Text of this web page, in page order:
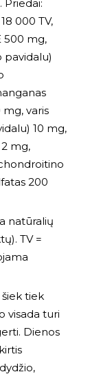
Priedai:
000 TV,
500 mg,
pavidalu)
varis
10 mg,
mg,
200
natūralių
TV =
tiek
visada turi
Dienos